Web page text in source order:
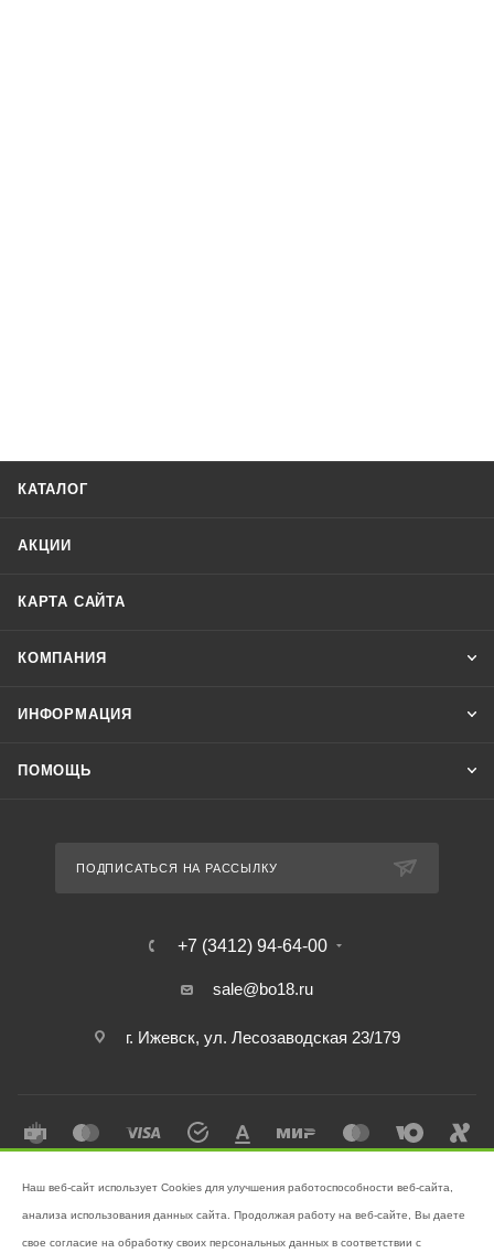
КАТАЛОГ
АКЦИИ
КАРТА САЙТА
КОМПАНИЯ
ИНФОРМАЦИЯ
ПОМОЩЬ
ПОДПИСАТЬСЯ НА РАССЫЛКУ
+7 (3412) 94-64-00
sale@bo18.ru
г. Ижевск, ул. Лесозаводская 23/179
поддержании чистоты!
Наш веб-сайт использует Cookies для улучшения работоспособности веб-сайта,
анализа использования данных сайта. Продолжая работу на веб-сайте, Вы даете
свое согласие на обработку своих персональных данных в соответствии с